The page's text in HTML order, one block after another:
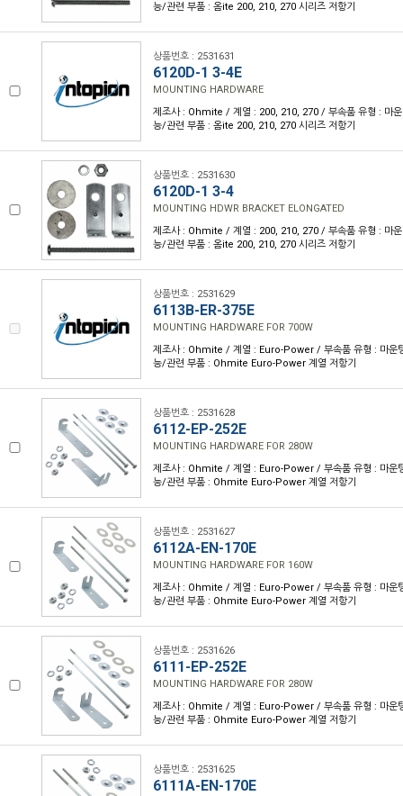
능/관련 부품 : 옴ite 200, 210, 270 시리즈 저항기
상품번호 : 2531631
6120D-1 3-4E
MOUNTING HARDWARE
제조사 : Ohmite / 계열 : 200, 210, 270 / 부속품 유형 : 마
능/관련 부품 : 옴ite 200, 210, 270 시리즈 저항기
상품번호 : 2531630
6120D-1 3-4
MOUNTING HDWR BRACKET ELONGATED
제조사 : Ohmite / 계열 : 200, 210, 270 / 부속품 유형 : 마
능/관련 부품 : 옴ite 200, 210, 270 시리즈 저항기
상품번호 : 2531629
6113B-ER-375E
MOUNTING HARDWARE FOR 700W
제조사 : Ohmite / 계열 : Euro-Power / 부속품 유형 : 마운
능/관련 부품 : Ohmite Euro-Power 계열 저항기
상품번호 : 2531628
6112-EP-252E
MOUNTING HARDWARE FOR 280W
제조사 : Ohmite / 계열 : Euro-Power / 부속품 유형 : 마운
능/관련 부품 : Ohmite Euro-Power 계열 저항기
상품번호 : 2531627
6112A-EN-170E
MOUNTING HARDWARE FOR 160W
제조사 : Ohmite / 계열 : Euro-Power / 부속품 유형 : 마운
능/관련 부품 : Ohmite Euro-Power 계열 저항기
상품번호 : 2531626
6111-EP-252E
MOUNTING HARDWARE FOR 280W
제조사 : Ohmite / 계열 : Euro-Power / 부속품 유형 : 마운
능/관련 부품 : Ohmite Euro-Power 계열 저항기
상품번호 : 2531625
6111A-EN-170E